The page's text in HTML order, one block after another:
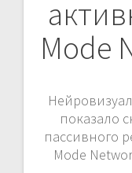
Mode
показало
пассивного
Mode